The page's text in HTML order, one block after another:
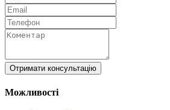
Отримати консультацію
Можливості